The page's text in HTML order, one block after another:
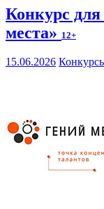
Конкурс для
места» 12+
15.06.2026